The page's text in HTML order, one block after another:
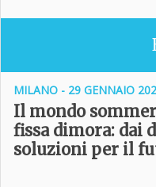
MILANO - 29 GENNAIO
Il mondo
fissa dimora: dai
soluzioni per il